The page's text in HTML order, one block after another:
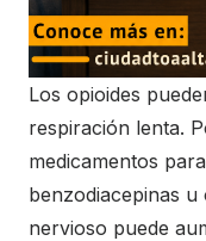
Los opioides
respiración lenta.
medicamentos
benzodiacepinas
nervioso puede